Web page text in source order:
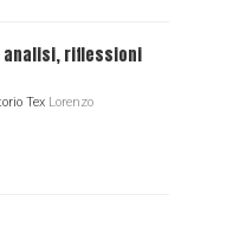
analisi, riflessioni
Tex Lorenzo